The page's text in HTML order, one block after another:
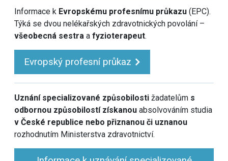
Informace k Evropskému profesnímu průkazu(EPC).
Týká se dvou nelékařských zdravotnických povolání –
všeobecná sestraa fyzioterapeut.
Evropský profesní průkaz
Uznání specializované způsobilostižadatelům s
odbornou způsobilostí získanouabsolvováním studia
v České republice nebo přiznanou či uznanou
rozhodnutím Ministerstva zdravotnictví.